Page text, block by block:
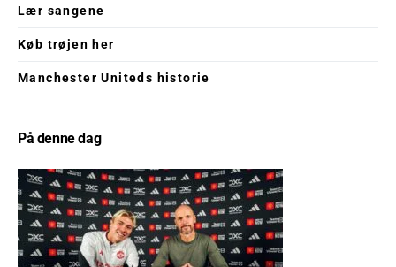
Lær sangene
Køb trøjen her
Manchester Uniteds historie
På denne dag